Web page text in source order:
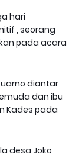
hari
, seorang
pada acara
diantar
dan ibu
Kades pada
desa Joko